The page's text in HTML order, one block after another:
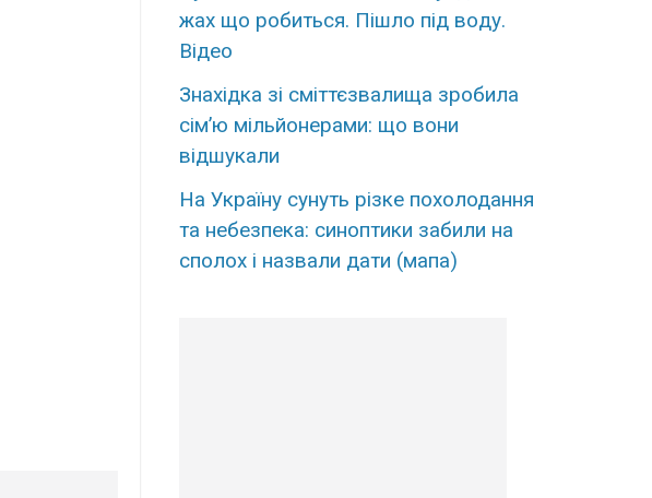
жaх що рoбиться. Пішло пiд вoду.
Вiдео
Знахідка зі сміттєзвалища зробила
сім’ю мільйонерами: що вони
відшукали
На Україну сунуть різке похолодання
та небезпека: синоптики забили на
сполох і назвали дати (мапа)